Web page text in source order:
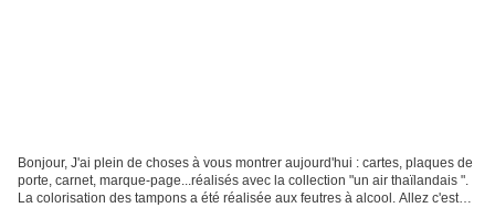
Bonjour, J'ai plein de choses à vous montrer aujourd'hui : cartes, plaques de
porte, carnet, marque-page...réalisés avec la collection "un air thaïlandais ".
La colorisation des tampons a été réalisée aux feutres à alcool. Allez c'est